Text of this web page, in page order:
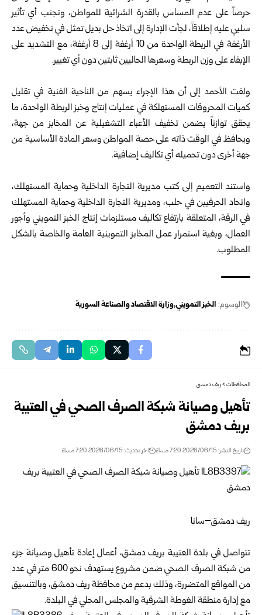
حرصاً على عدم المساس بالقدرة الشرائية للمواطن، وتجنب أي تأثير
سلبي عليه إطلاقاً، لجأت الإدارة إلى اتخاذ حل بديل تمثل في تخفيض عدد
الأرغفة في الربطة الواحدة من 10 أرغفة إلى 8 أرغفة، مع التشديد على
الإبقاء على وزن الربطة وسعرها الحاليين ثابتين دون أي تغيير.
ولفت الأحمد إلى أن هذا الإجراء يسهم من الناحية الفنية في تقليل
كميات المحروقات المستهلكة في عمليات إنتاج وخبز الربطة الواحدة، ما
يحقق توازناً يضمن تخفيف الأعباء التشغيلية عن المخابز من جهة،
ويحافظ في الوقت ذاته على حصة المواطن وسعر المادة الأساسية من
جهة أخرى دون تحميله أي تكاليف إضافية.
واستند التعميم إلى كتب مديرية التجارة الداخلية وحماية المستهلك،
واتحاد الحرفيين في حلب، ومديرية التجارة الداخلية وحماية المستهلك
في الرقة، المتعلقة بارتفاع تكاليف مستلزمات إنتاج الخبز التمويني وأجور
العمال، وبغية استمرار عمل المخابز التموينية العامة والخاصة بالشكل
المطلوب.
الوسوم: الخبز التمويني وزارة الاقتصاد والصناعة السورية
المحافظات>ريف دمشق
تأهيل وصيانة شبكة الصرف الصحي في العتيبة
بريف دمشق
تاريخ النشر: 2026/06/15 7:20 مساءً اخر تحديث: 2026/06/15 7:20 مساءً
ريف دمشق–سانا
تتواصل في بلدة العتيبة بريف دمشق، أعمال إعادة تأهيل وصيانة جزء
من شبكة الصرف الصحي ضمن مشروع يستهدف نحو 600 متر في عدد
من المواقع المتضررة، وذلك بدعم من محافظةريف دمشق، وبالتنسيق
مع إدارة منطقة الغوطة الشرقية والمجلس المحلي في البلدة.